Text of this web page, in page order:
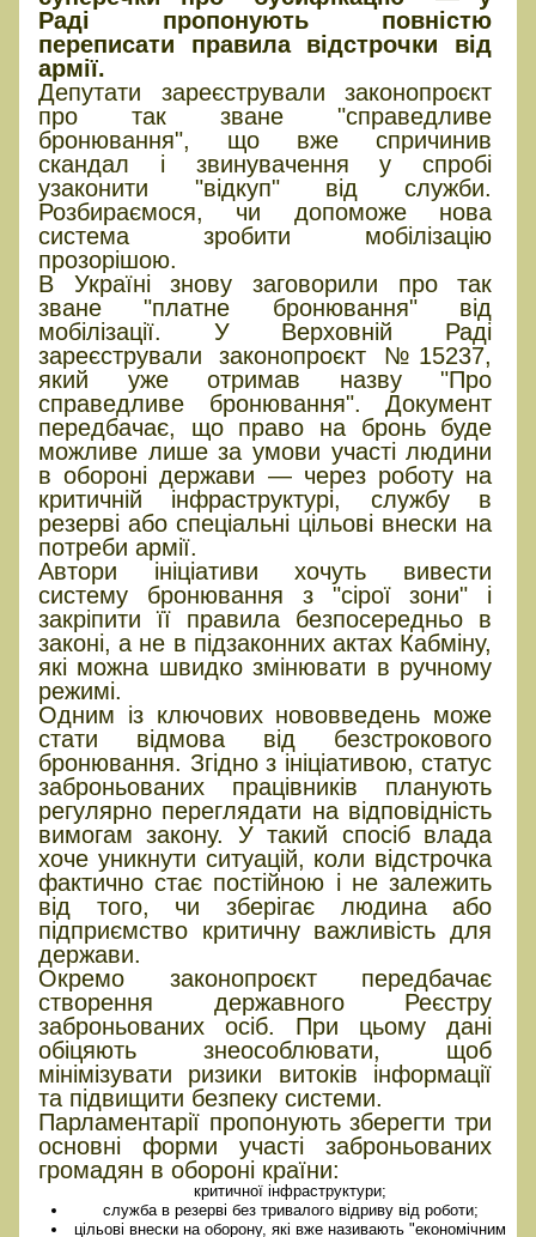
Раді пропонують повністю
переписати правила відстрочки від
армії.
Депутати зареєстрували законопроєкт
про так зване "справедливе
бронювання", що вже спричинив
скандал і звинувачення у спробі
узаконити "відкуп" від служби.
Розбираємося, чи допоможе нова
система зробити мобілізацію
прозорішою.
В Україні знову заговорили про так
зване "платне бронювання" від
мобілізації. У Верховній Раді
зареєстрували законопроєкт №15237,
який уже отримав назву "Про
справедливе бронювання". Документ
передбачає, що право на бронь буде
можливе лише за умови участі людини
в обороні держави — через роботу на
критичній інфраструктурі, службу в
резерві або спеціальні цільові внески на
потреби армії.
Автори ініціативи хочуть вивести
систему бронювання з "сірої зони" і
закріпити її правила безпосередньо в
законі, а не в підзаконних актах Кабміну,
які можна швидко змінювати в ручному
режимі.
Одним із ключових нововведень може
стати відмова від безстрокового
бронювання. Згідно з ініціативою, статус
заброньованих працівників планують
регулярно переглядати на відповідність
вимогам закону. У такий спосіб влада
хоче уникнути ситуацій, коли відстрочка
фактично стає постійною і не залежить
від того, чи зберігає людина або
підприємство критичну важливість для
держави.
Окремо законопроєкт передбачає
створення державного Реєстру
заброньованих осіб. При цьому дані
обіцяють знеособлювати, щоб
мінімізувати ризики витоків інформації
та підвищити безпеку системи.
Парламентарії пропонують зберегти три
основні форми участі заброньованих
громадян в обороні країни:
критичної інфраструктури;
служба в резерві без тривалого відриву від роботи;
цільові внески на оборону, які вже називають "економічним